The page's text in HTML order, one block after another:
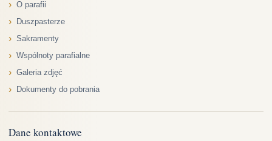
O parafii
Duszpasterze
Sakramenty
Wspólnoty parafialne
Galeria zdjęć
Dokumenty do pobrania
Dane kontaktowe